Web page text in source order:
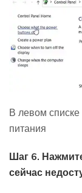
В левом
питания
Шаг 6.
сейчас